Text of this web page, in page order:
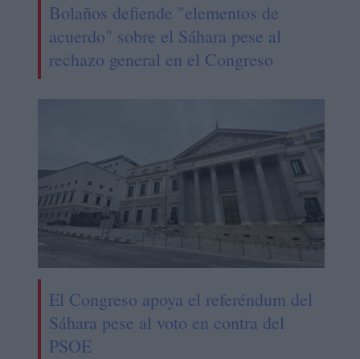
Bolaños defiende "elementos de
acuerdo" sobre el Sáhara pese al
rechazo general en el Congreso
El Congreso apoya el referéndum del
Sáhara pese al voto en contra del
PSOE